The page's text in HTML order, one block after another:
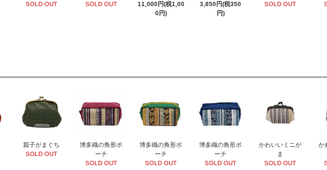
SOLD OUT
SOLD OUT
11,000円(税1,00
0円)
3,850円(税350
円)
SOLD OUT
親子がまぐち
SOLD OUT
博多織の角形ポ
ーチ
SOLD OUT
博多織の角形ポ
ーチ
SOLD OUT
博多織の角形ポ
ーチ
SOLD OUT
かわいいミニが
ま
SOLD OUT
か